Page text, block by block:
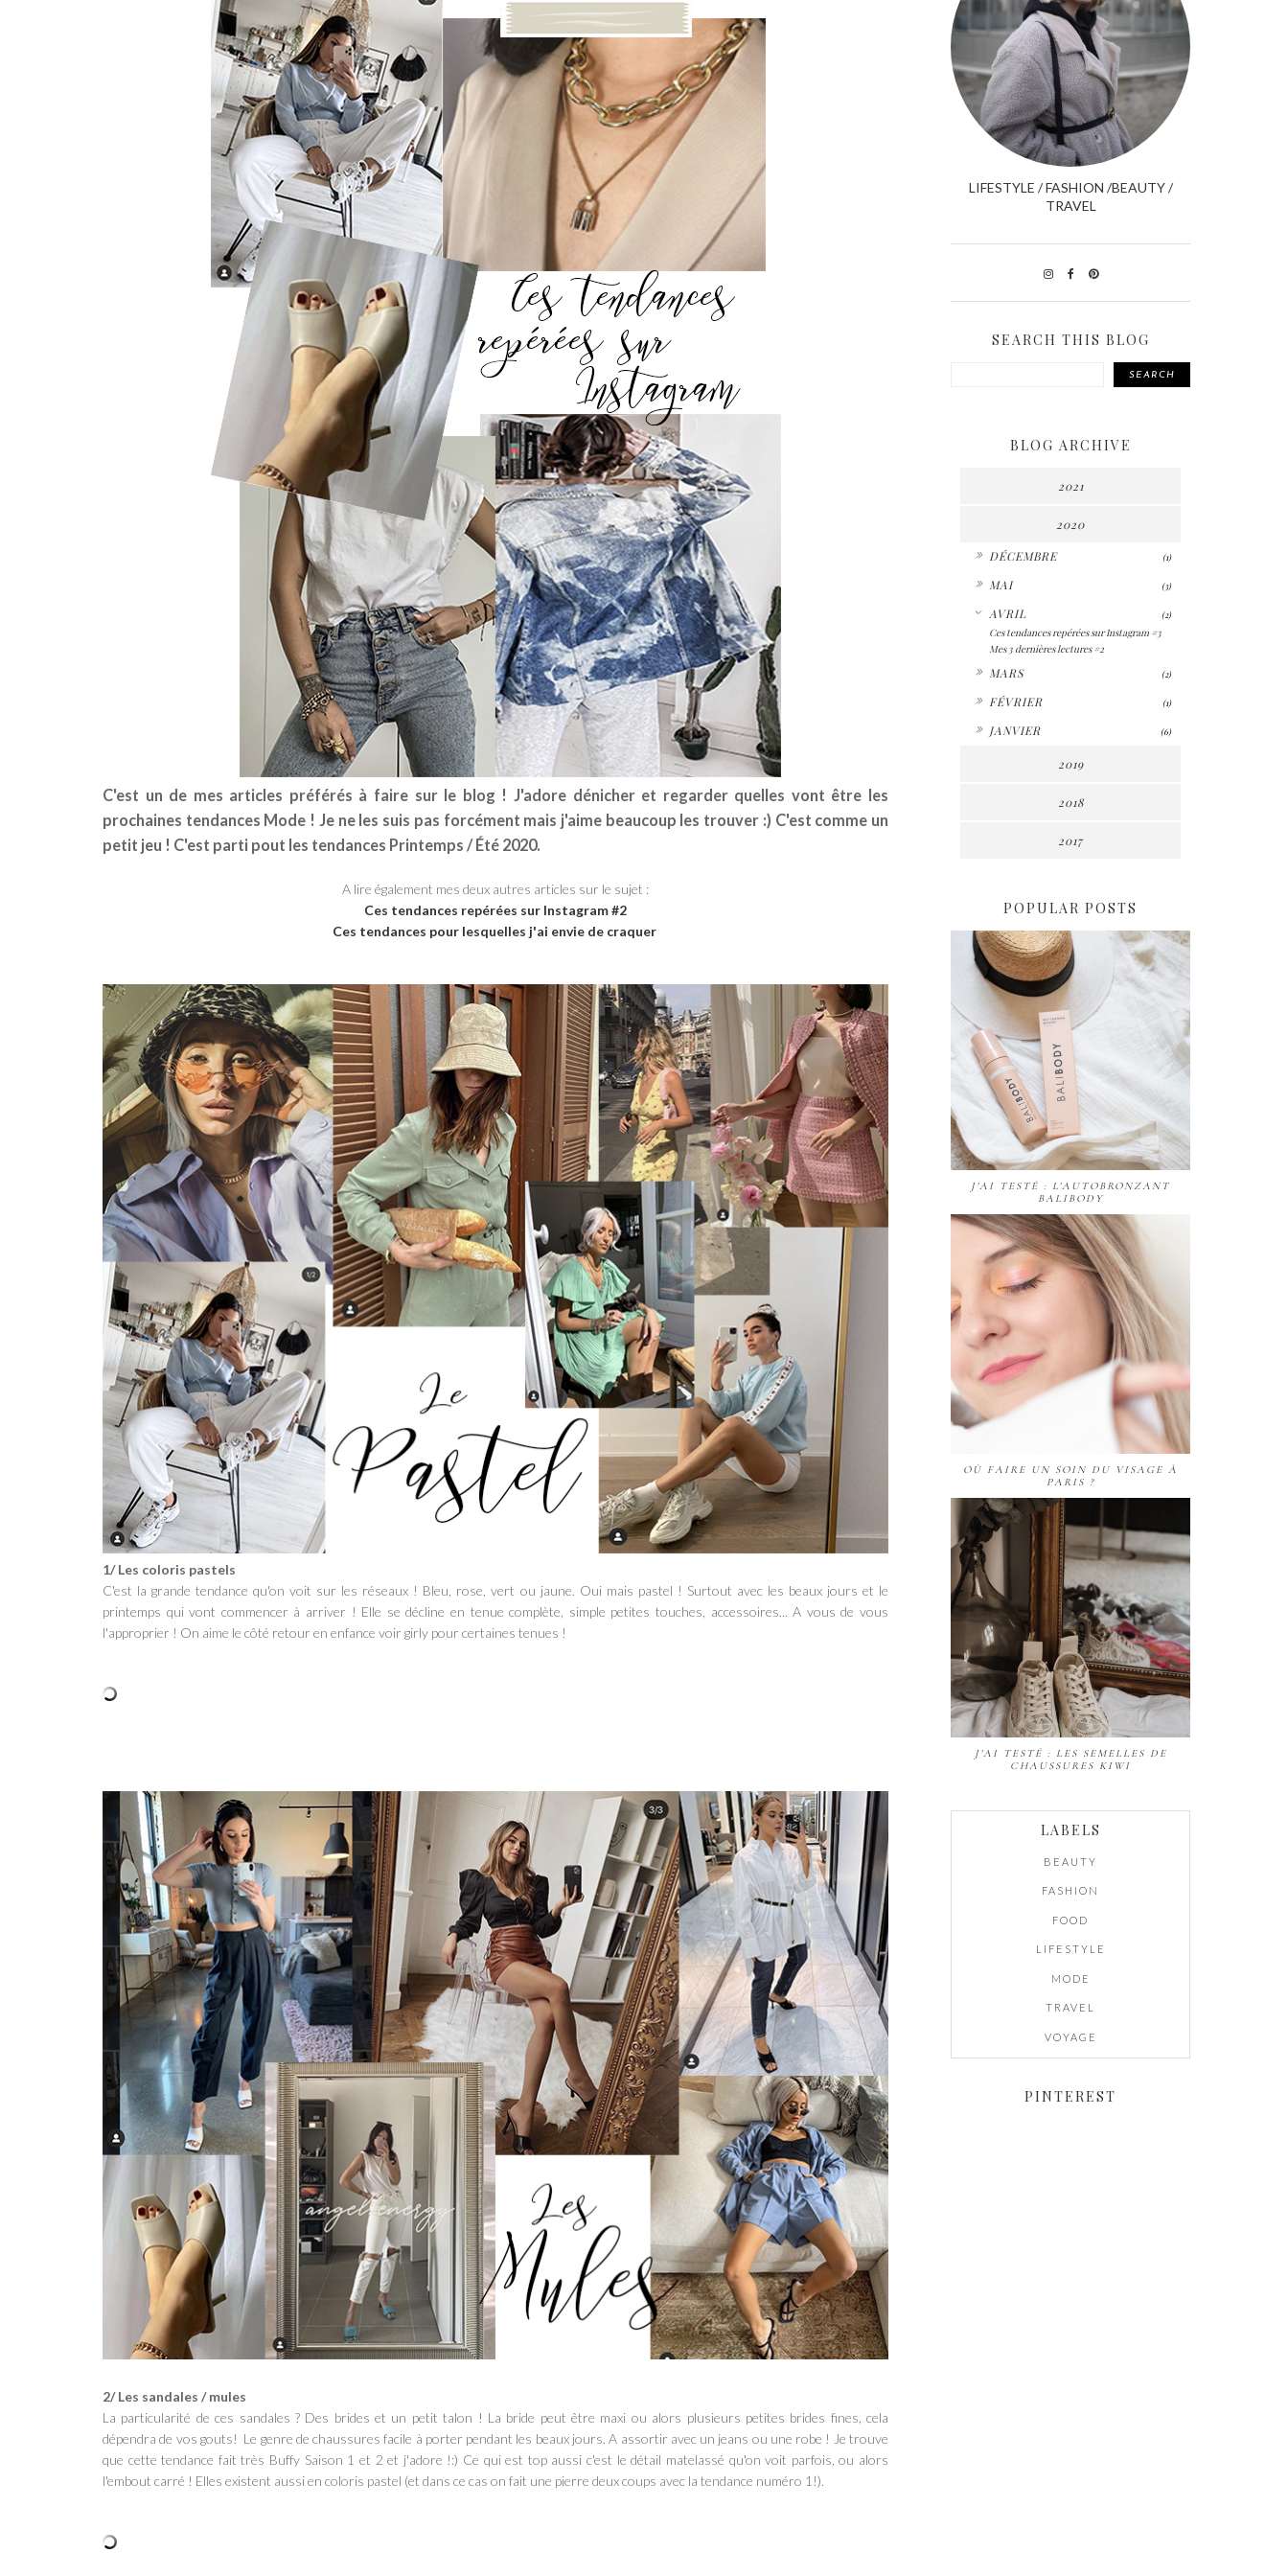
C'est un de mes articles préférés à faire sur le blog ! J'adore dénicher et regarder quelles vont être les
prochaines tendances Mode ! Je ne les suis pas forcément mais j'aime beaucoup les trouver :) C'est comme un
petit jeu ! C'est parti pout les tendances Printemps / Été 2020.
A lire également mes deux autres articles sur le sujet :
Ces tendances repérées sur Instagram #2
Ces tendances pour lesquelles j'ai envie de craquer
1/ Les coloris pastels
C'est la grande tendance qu'on voit sur les réseaux ! Bleu, rose, vert ou jaune. Oui mais pastel ! Surtout avec les beaux jours et le
printemps qui vont commencer à arriver ! Elle se décline en tenue complète, simple petites touches, accessoires... A vous de vous
l'approprier ! On aime le côté retour en enfance voir girly pour certaines tenues !
2/ Les sandales / mules
La particularité de ces sandales ? Des brides et un petit talon ! La bride peut être maxi ou alors plusieurs petites brides fines, cela
dépendra de vos gouts! Le genre de chaussures facile à porter pendant les beaux jours. A assortir avec un jeans ou une robe ! Je trouve
que cette tendance fait très Buffy Saison 1 et 2 et j'adore !:) Ce qui est top aussi c'est le détail matelassé qu'on voit parfois, ou alors
l'embout carré ! Elles existent aussi en coloris pastel (et dans ce cas on fait une pierre deux coups avec la tendance numéro 1!).
LIFESTYLE / FASHION /BEAUTY /
TRAVEL
SEARCH THIS BLOG
SEARCH
BLOG ARCHIVE
2021
2020
DÉCEMBRE (1)
MAI (3)
AVRIL (2)
Ces tendances repérées sur Instagram #3
Mes 3 dernières lectures #2
MARS (2)
FÉVRIER (1)
JANVIER (6)
2019
2018
2017
POPULAR POSTS
J'AI TESTÉ : L'AUTOBRONZANT
BALIBODY
OÙ FAIRE UN SOIN DU VISAGE À
PARIS ?
J'AI TESTÉ : LES SEMELLES DE
CHAUSSURES KIWI
LABELS
BEAUTY
FASHION
FOOD
LIFESTYLE
MODE
TRAVEL
VOYAGE
PINTEREST